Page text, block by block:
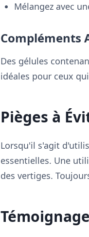
Mélangez avec
Compléments
Des gélules
idéales pour ceux
Pièges à
Lorsqu'il s'agit
essentielles. Une
des vertiges.